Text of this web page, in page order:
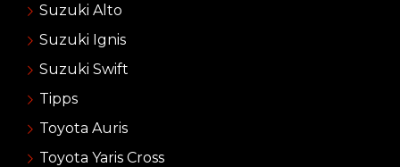
Suzuki Alto
Suzuki Ignis
Suzuki Swift
Tipps
Toyota Auris
Toyota Yaris Cross